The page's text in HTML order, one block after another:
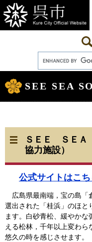
ー
ジ
の
ニ
ュ
ー
本
へ
文
SEE SEA
ＳＥＥ ＳＥＡ
協力施設）
公式サイトはこち
広島県最南端，宝の島「
選出された「桂浜」のほと
ます。白砂青松、緩やか
える松林，千年以上変わら
悠久の時を感じさせます。